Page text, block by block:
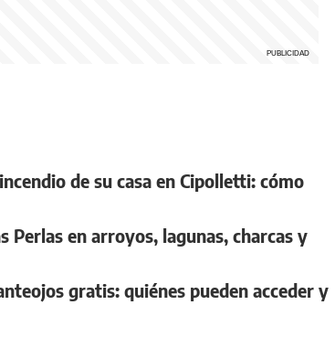
de su casa en Cipolletti: cómo
Perlas en arroyos, lagunas, charcas y
gratis: quiénes pueden acceder y